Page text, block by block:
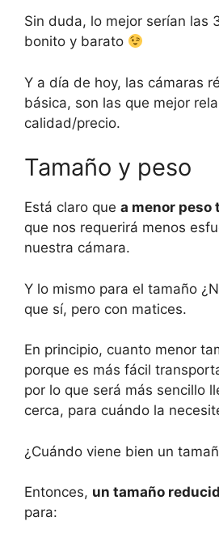
Sin duda, lo mejor serían las
bonito y barato
Y a día de hoy, las cámaras
básica, son las que mejor
calidad/precio.
Tamaño y peso
Está claro que a menor peso
que nos requerirá menos
nuestra cámara.
Y lo mismo para el tamaño
que sí, pero con matices.
En principio, cuanto menor
porque es más fácil
por lo que será más sencillo
cerca, para cuándo la
¿Cuándo viene bien un
Entonces, un tamaño
para: